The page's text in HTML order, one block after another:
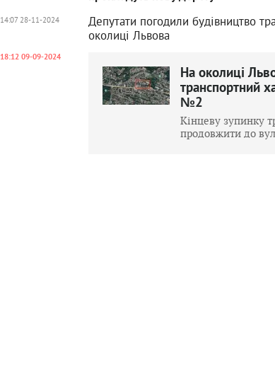
14:07 28-11-2024
Депутати погодили будівництво
околиці Львова
18:12 09-09-2024
На околиці
транспортний
№2
Кінцеву зупинку
продовжити до